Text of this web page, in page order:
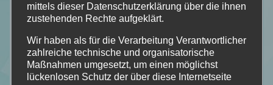
mittels dieser Datenschutzerklärung über die ihnen
zustehenden Rechte aufgeklärt.
Wir haben als für die Verarbeitung Verantwortlicher
zahlreiche technische und organisatorische
Maßnahmen umgesetzt, um einen möglichst
lückenlosen Schutz der über diese Internetseite